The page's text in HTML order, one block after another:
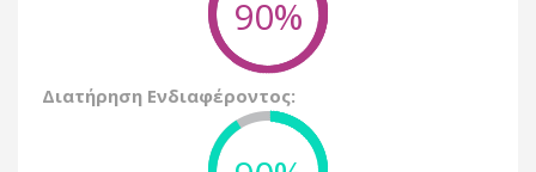
90%
Διατήρηση Ενδιαφέροντος: